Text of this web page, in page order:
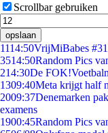
Scrollbar gebruiken
opslaan
1114:50VrijMiBabes
3514:50Random Pics
214:30De
1309:40Meta krijgt half
2009:37Denemarken
examens
1900:45Random Pics